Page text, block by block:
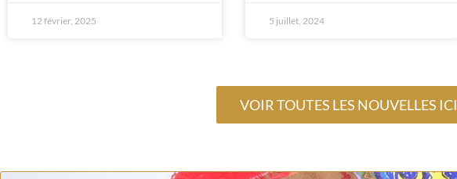
12 février, 2025 5 juillet, 2024
VOIR TOUTES LES NOUVELLES ICI